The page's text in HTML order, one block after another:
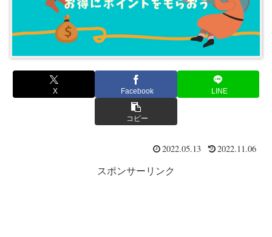
X Facebook LINE
コピー
2022.05.13 2022.11.06
スポンサーリンク